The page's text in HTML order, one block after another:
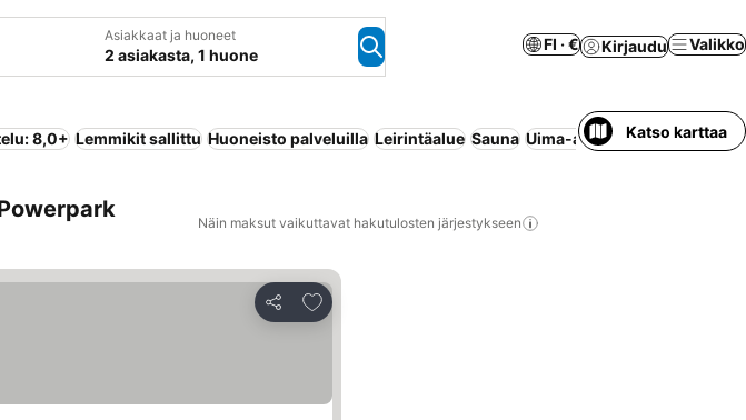
Asiakkaat ja huoneet
2 asiakasta, 1 huone
FI · € Kirjaudu Valikko
8,0+ Lemmikit sallittu Huoneisto palveluilla Leirintäalue Sauna Uima-allas Katso karttaa
Näin maksut vaikuttavat hakutulosten järjestykseen
Jaa
Lisää suosikkeihin